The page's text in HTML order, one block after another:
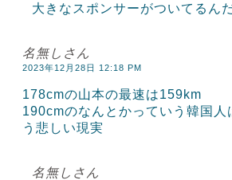
大きなスポンサーがついてるん
名無しさん
2023年12月28日 12:18 PM
178cmの山本の最速は159km
190cmのなんとかっていう韓国人
う悲しい現実
名無しさん